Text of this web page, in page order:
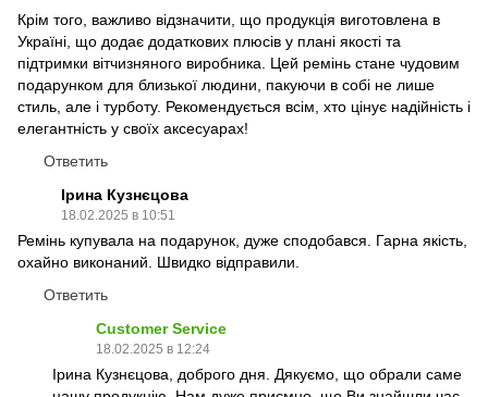
Крім того, важливо відзначити, що продукція виготовлена в
Україні, що додає додаткових плюсів у плані якості та
підтримки вітчизняного виробника. Цей ремінь стане чудовим
подарунком для близької людини, пакуючи в собі не лише
стиль, але і турботу. Рекомендується всім, хто цінує надійність і
елегантність у своїх аксесуарах!
Ответить
Ірина Кузнєцова
18.02.2025 в 10:51
Ремінь купувала на подарунок, дуже сподобався. Гарна якість,
охайно виконаний. Швидко відправили.
Ответить
Customer Service
18.02.2025 в 12:24
Ірина Кузнєцова, доброго дня. Дякуємо, що обрали саме